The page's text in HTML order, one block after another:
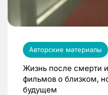
Авторские материалы
Жизнь после смерти
фильмов о близком,
будущем